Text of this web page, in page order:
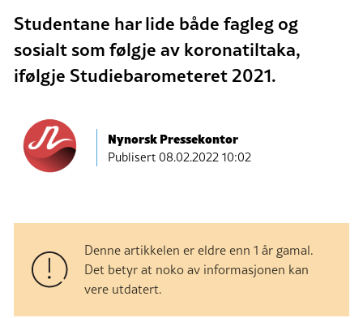
Studentane har lide både fagleg og
sosialt som følgje av koronatiltaka,
ifølgje Studiebarometeret 2021.
Nynorsk Pressekontor
Publisert08.02.2022 10:02
Denne artikkelen er eldre enn 1 år gamal.
Det betyr at noko av informasjonen kan
vere utdatert.